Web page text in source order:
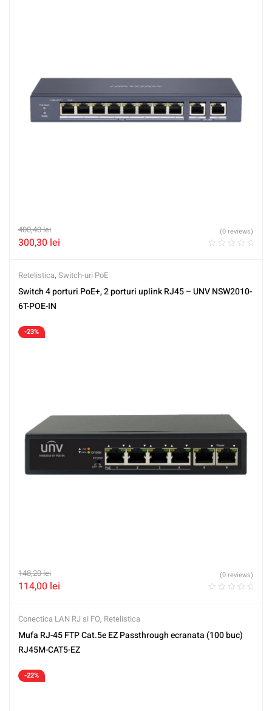
400,40lei
300,30 lei
(0 reviews)
Retelistica, Switch-uri PoE
Switch 4 porturi PoE+, 2 porturi uplink RJ45 – UNV NSW2010-
6T-POE-IN
-23%
148,20lei
114,00 lei
(0 reviews)
Conectica LAN RJ si FO, Retelistica
Mufa RJ-45 FTP Cat.5e EZ Passthrough ecranata (100 buc)
RJ45M-CAT5-EZ
-22%